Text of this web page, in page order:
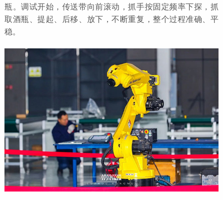
瓶。调试开始，传送带向前滚动，抓手按固定频率下探，抓
取酒瓶、提起、后移、放下，不断重复，整个过程准确、平
稳。